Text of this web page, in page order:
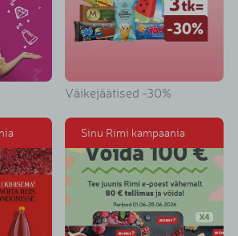
Väikejäätised -30%
Sinu Rimi kampaania